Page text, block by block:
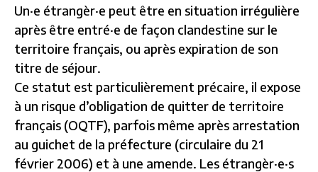
Un·e étrangèr·e peut être en situation irrégulière
après être entré·e de façon clandestine sur le
territoire français, ou après expiration de son
titre de séjour.
Ce statut est particulièrement précaire, il expose
à un risque d’obligation de quitter de territoire
français (OQTF), parfois même après arrestation
au guichet de la préfecture (circulaire du 21
février 2006) et à une amende. Les étrangèr·e·s